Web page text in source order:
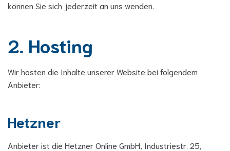
können Sie sich jederzeit an uns wenden.
2. Hosting
Wir hosten die Inhalte unserer Website bei folgendem
Anbieter:
Hetzner
Anbieter ist die Hetzner Online GmbH, Industriestr. 25,